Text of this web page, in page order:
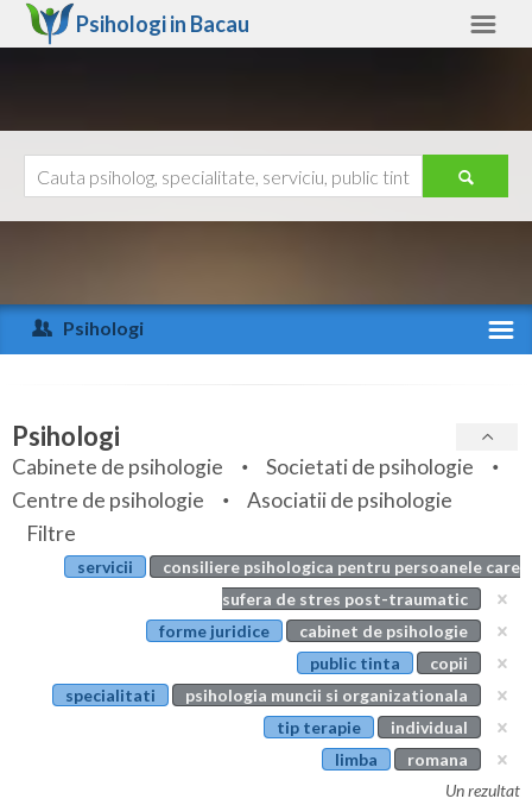
Psihologi in Bacau
Arad
Arges
Bihor
Bistrita-Nasaud
Botosani
Bucuresti
Ajutor
Psihologi
Specialitati
Servicii
Articole
Evenimente
Psihologi
Cabinete de psihologie
Societati de psihologie
Centre de psihologie
Asociatii de psihologie
Filtre
servicii
consiliere psihologica pentru persoanele care
sufera de stres post-traumatic
forme juridice
cabinet de psihologie
public tinta
copii
specialitati
psihologia muncii si organizationala
tip terapie
individual
limba
romana
Un rezultat